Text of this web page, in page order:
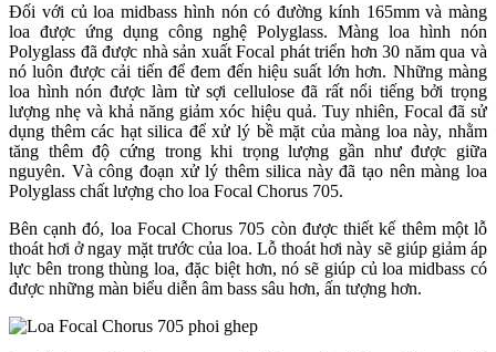
Đối với củ loa midbass hình nón có đường kính 165mm và màng
loa được ứng dụng công nghệ Polyglass. Màng loa hình nón
Polyglass đã được nhà sản xuất Focal phát triển hơn 30 năm qua và
nó luôn được cải tiến để đem đến hiệu suất lớn hơn. Những màng
loa hình nón được làm từ sợi cellulose đã rất nổi tiếng bởi trọng
lượng nhẹ và khả năng giảm xóc hiệu quả. Tuy nhiên, Focal đã sử
dụng thêm các hạt silica để xử lý bề mặt của màng loa này, nhằm
tăng thêm độ cứng trong khi trọng lượng gần như được giữa
nguyên. Và công đoạn xử lý thêm silica này đã tạo nên màng loa
Polyglass chất lượng cho loa Focal Chorus 705.
Bên cạnh đó, loa Focal Chorus 705 còn được thiết kế thêm một lỗ
thoát hơi ở ngay mặt trước của loa. Lỗ thoát hơi này sẽ giúp giảm áp
lực bên trong thùng loa, đặc biệt hơn, nó sẽ giúp củ loa midbass có
được những màn biểu diễn âm bass sâu hơn, ấn tượng hơn.